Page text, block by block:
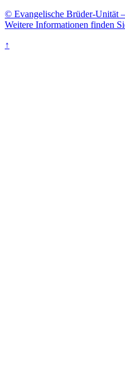
© Evangelische Brüder-Unität
Weitere Informationen finden
↑